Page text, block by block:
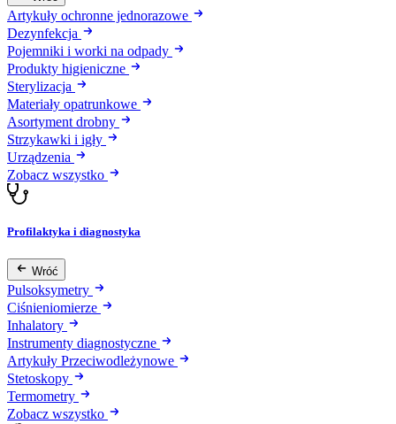
Artykuły ochronne jednorazowe
Dezynfekcja
Pojemniki i worki na odpady
Produkty higieniczne
Sterylizacja
Materiały opatrunkowe
Asortyment drobny
Strzykawki i igły
Urządzenia
Zobacz wszystko
Profilaktyka i diagnostyka
Wróć
Pulsoksymetry
Ciśnieniomierze
Inhalatory
Instrumenty diagnostyczne
Artykuły Przeciwodleżynowe
Stetoskopy
Termometry
Zobacz wszystko